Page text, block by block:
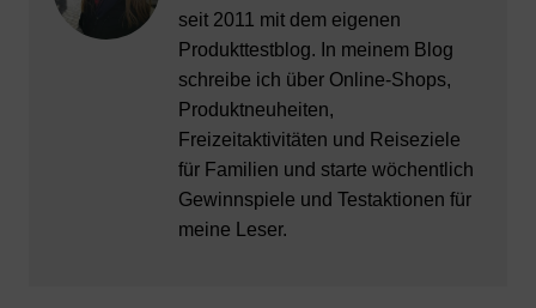
seit 2011 mit dem eigenen
Produkttestblog. In meinem Blog
schreibe ich über Online-Shops,
Produktneuheiten,
Freizeitaktivitäten und Reiseziele
für Familien und starte wöchentlich
Gewinnspiele und Testaktionen für
meine Leser.